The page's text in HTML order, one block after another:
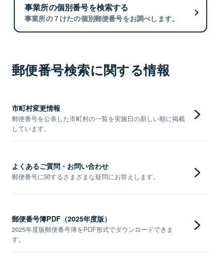
事業所の個別番号を検索する
事業所の７けたの個別郵便番号をお調べします。
郵便番号検索に関する情報
市町村変更情報
郵便番号を公表した市町村の一覧を実施日の新しい順に掲載
しています。
よくあるご質問・お問い合わせ
郵便番号に関するさまざまな疑問にお答えします。
郵便番号簿PDF（2025年度版）
2025年度版郵便番号簿をPDF形式でダウンロードできま
す。